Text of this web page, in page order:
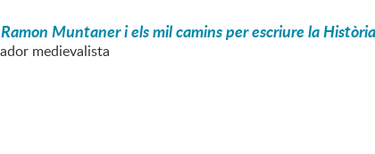
Ramon Muntaner i els mil camins per escriure la Història
medievalista